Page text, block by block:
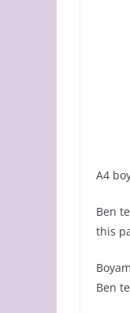
A4
Ben
this
Ben